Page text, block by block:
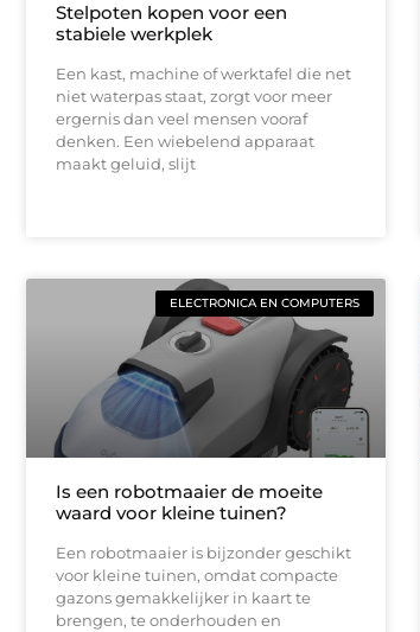
Stelpoten kopen voor een
stabiele werkplek
Een kast, machine of werktafel die net
niet waterpas staat, zorgt voor meer
ergernis dan veel mensen vooraf
denken. Een wiebelend apparaat
maakt geluid, slijt
ELECTRONICA EN COMPUTERS
Is een robotmaaier de moeite
waard voor kleine tuinen?
Een robotmaaier is bijzonder geschikt
voor kleine tuinen, omdat compacte
gazons gemakkelijker in kaart te
brengen, te onderhouden en